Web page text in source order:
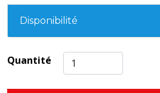
Disponibilité
Quantité